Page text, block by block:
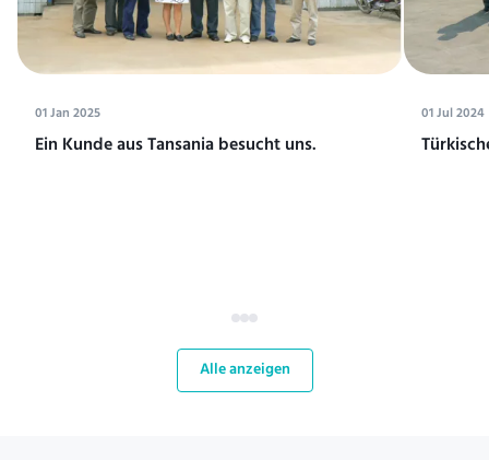
01 Jan 2025
Ein Kunde aus Tansania besucht uns.
01 Jul 2024
Alle anzeigen